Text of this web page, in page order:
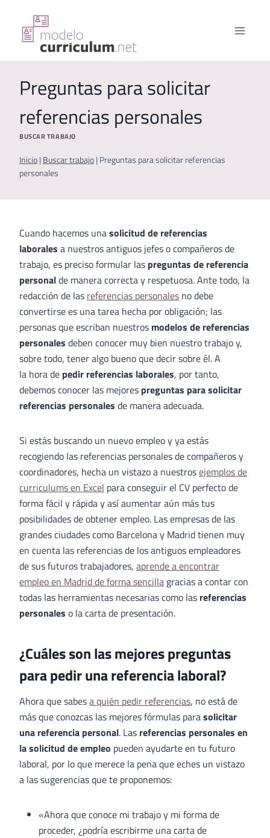
contenido
Preguntas para solicitar
referencias personales
BUSCAR TRABAJO
Inicio | Buscar trabajo | Preguntas para solicitar referencias
personales
Cuando hacemos unasolicitud de referencias
laborales a nuestros antiguos jefes o compañeros de
trabajo, es preciso formular las preguntas de referencia
personalde manera correcta y respetuosa. Ante todo, la
redacción de las referencias personales no debe
convertirse es una tarea hecha por obligación; las
personas que escriban nuestros modelos de referencias
personales deben conocer muy bien nuestro trabajo y,
sobre todo, tener algo bueno que decir sobre él. A
la hora de pedir referencias laborales, por tanto,
debemos conocer las mejores preguntas para solicitar
referencias personales de manera adecuada.
Si estás buscando un nuevo empleo y ya estás
recogiendo las referencias personales de compañeros y
coordinadores, hecha un vistazo a nuestrosejemplos de
curriculums en Excel para conseguir el CV perfecto de
forma fácil y rápida y así aumentar aún más tus
posibilidades de obtener empleo. Las empresas de las
grandes ciudades como Barcelona y Madrid tienen muy
en cuenta las referencias de los antiguos empleadores
de sus futuros trabajadores, aprende a encontrar
empleo en Madrid de forma sencilla gracias a contar con
todas las herramientas necesarias como las referencias
personales o la carta de presentación.
¿Cuáles son las mejores preguntas
para pedir una referencia laboral?
Ahora que sabesa quién pedir referencias, no está de
más que conozcas las mejores fórmulas parasolicitar
una referencia personal. Las referencias personales en
la solicitud de empleo pueden ayudarte en tu futuro
laboral, por lo que merece la pena que eches un vistazo
a las sugerencias que te proponemos:
«Ahora que conoce mi trabajo y mi forma de
proceder, ¿podría escribirme una carta de